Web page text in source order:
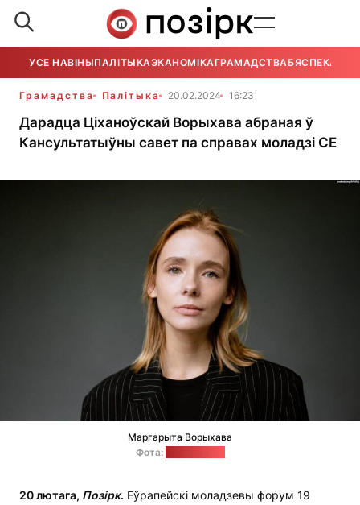
УСЕ НАВІНЫПАЛІТЫКАЭКАНОМІКАГРАМАДСТВАБЯСПЕКА
Грамадства Палітыка 20.02.2024 16:23
Дарадца Ціханоўскай Ворыхава абраная ў
Кансультатыўны савет па справах моладзі СЕ
Маргарыта Ворыхава
Фота:
20 лютага, Позірк. Еўрапейскі моладзевы форум 19